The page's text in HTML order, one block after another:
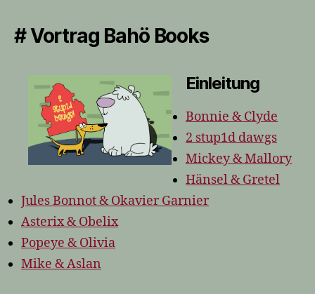
# Vortrag Bahö Books
Einleitung
Bonnie & Clyde
2 stup1d dawgs
Mickey & Mallory
Hänsel & Gretel
Jules Bonnot & Okavier Garnier
Asterix & Obelix
Popeye & Olivia
Mike & Aslan